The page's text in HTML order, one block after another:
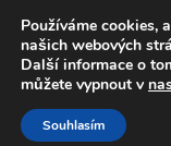
Volejte
Přeskočit
na
Přejít
k
Používáme cookies,
našich webových
Další informace o
můžete vypnout v
Souhlasím